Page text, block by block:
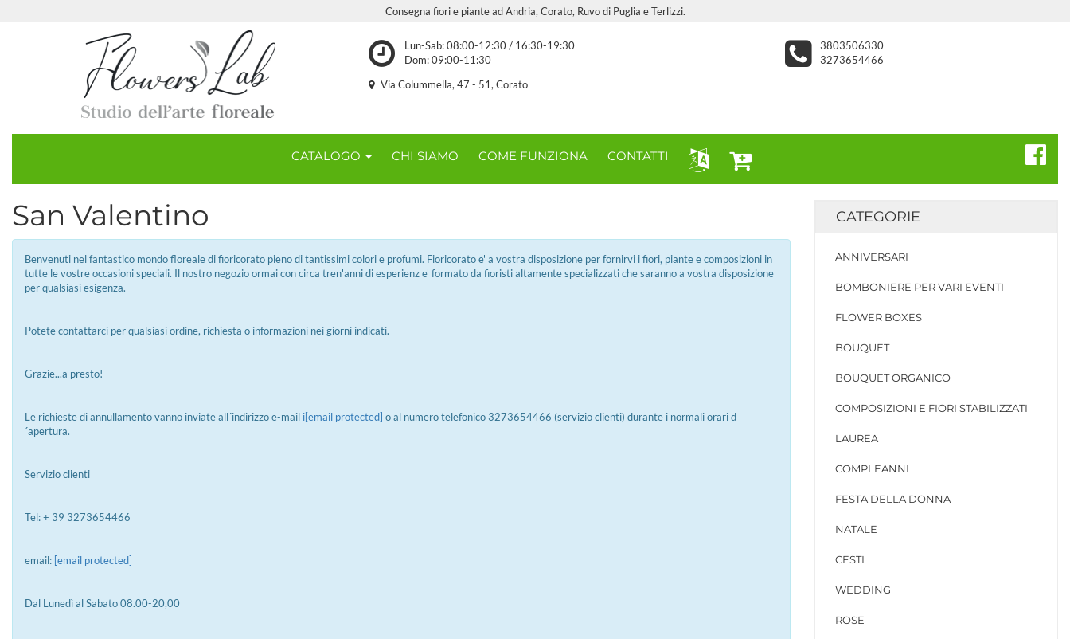
Consegna fiori e piante ad Andria, Corato, Ruvo di Puglia e Terlizzi.
Lun-Sab: 08:00-12:30 / 16:30-19:30
Dom: 09:00-11:30
3803506330
3273654466
Via Colummella, 47 - 51, Corato
CATALOGO CHI SIAMO COME FUNZIONA CONTATTI
San Valentino
Benvenuti nel fantastico mondo floreale di fioricorato pieno di tantissimi colori e profumi. Fioricorato e' a vostra disposizione per fornirvi i fiori, piante e composizioni in
tutte le vostre occasioni speciali. Il nostro negozio ormai con circa tren'anni di esperienz e' formato da fioristi altamente specializzati che saranno a vostra disposizione
per qualsiasi esigenza.
Potete contattarci per qualsiasi ordine, richiesta o informazioni nei giorni indicati.
Grazie...a presto!
Le richieste di annullamento vanno inviate all´indirizzo e-mail i[email protected] o al numero telefonico 3273654466 (servizio clienti) durante i normali orari d
´apertura.
Servizio clienti
Tel: + 39 3273654466
email: [email protected]
Dal Lunedì al Sabato 08.00-20,00
CATEGORIE
ANNIVERSARI
BOMBONIERE PER VARI EVENTI
FLOWER BOXES
BOUQUET
BOUQUET ORGANICO
COMPOSIZIONI E FIORI STABILIZZATI
LAUREA
COMPLEANNI
FESTA DELLA DONNA
NATALE
CESTI
WEDDING
ROSE